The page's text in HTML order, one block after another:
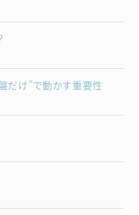
だけ”で動かす重要性